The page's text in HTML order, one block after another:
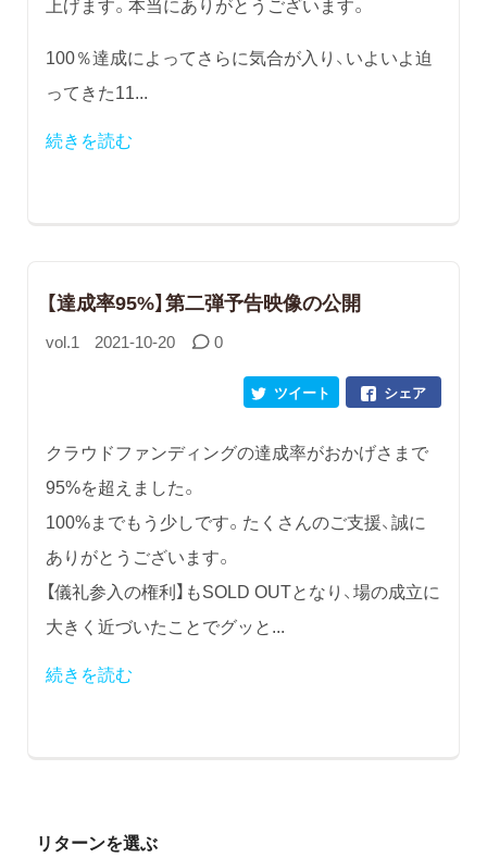
100％達成によってさらに気合が入り、いよいよ迫
ってきた11...
続きを読む
【達成率95%】第二弾予告映像の公開
vol.1 2021-10-20 0
シェア
ツイート
クラウドファンディングの達成率がおかげさまで
95%を超えました。
100%までもう少しです。たくさんのご支援、誠に
ありがとうございます。
【儀礼参入の権利】もSOLD OUTとなり、場の成立に
大きく近づいたことでグッと...
続きを読む
リターンを選ぶ